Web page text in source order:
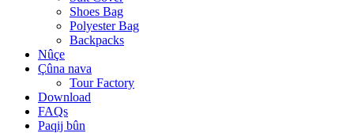
Shoes Bag
Polyester Bag
Backpacks
Nûçe
Çûna nava
Tour Factory
Download
FAQs
Paqij bûn